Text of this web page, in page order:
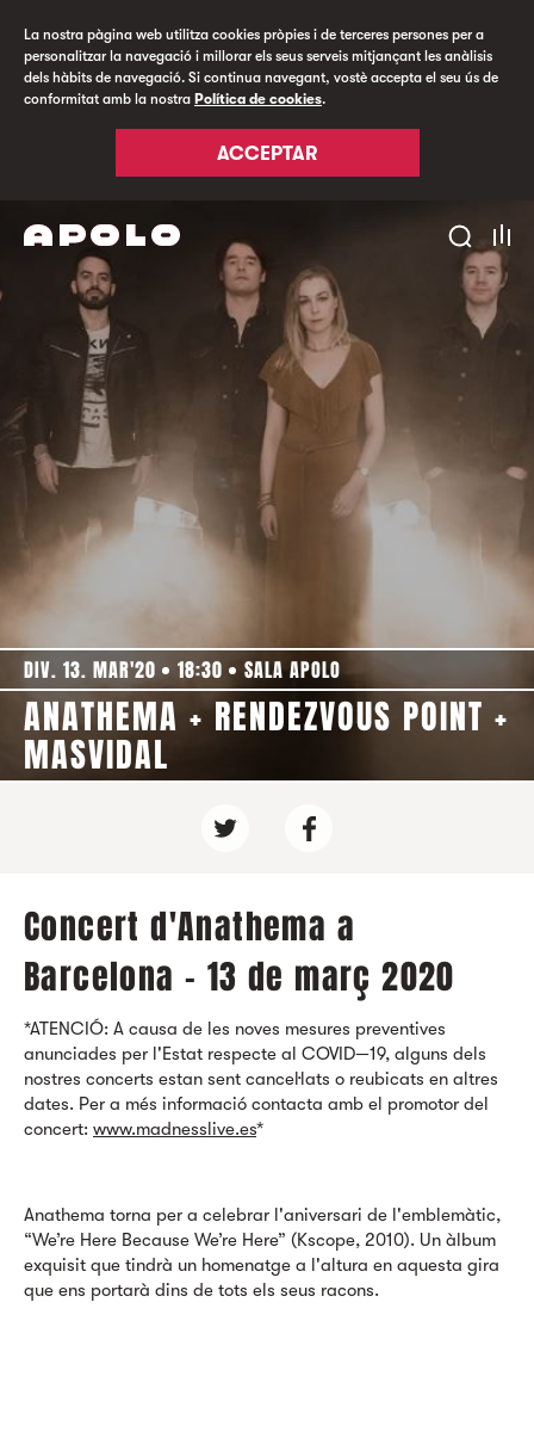
La nostra pàgina web utilitza cookies pròpies i de terceres persones per a
personalitzar la navegació i millorar els seus serveis mitjançant les anàlisis
dels hàbits de navegació. Si continua navegant, vostè accepta el seu ús de
conformitat amb la nostra Política de cookies.
ACCEPTAR
DIV. 13. MAR'20 18:30 SALA APOLO
ANATHEMA + RENDEZVOUS POINT +
MASVIDAL
Concert d'Anathema a
Barcelona - 13 de març 2020
*ATENCIÓ: A causa de les noves mesures preventives
anunciades per l'Estat respecte al COVID—19, alguns dels
nostres concerts estan sent cancel·lats o reubicats en altres
dates. Per a més informació contacta amb el promotor del
concert: www.madnesslive.es*
Anathema torna per a celebrar l'aniversari de l'emblemàtic,
“We’re Here Because We’re Here” (Kscope, 2010). Un àlbum
exquisit que tindrà un homenatge a l'altura en aquesta gira
que ens portarà dins de tots els seus racons.